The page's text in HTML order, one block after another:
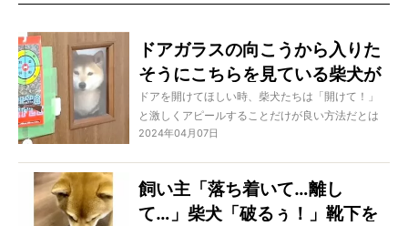
ドアガラスの向こうから入りた
そうにこちらを見ている柴犬が
可愛い【動画】
ドアを開けてほしい時、柴犬たちは「開けて！」
と激しくアピールすることだけが良い方法だとは
思っていないみたい。果たして独特すぎる彼らの
2024年04月07日
飼い主「落ち着いて…離し
て…」柴犬「破るぅ！」靴下を